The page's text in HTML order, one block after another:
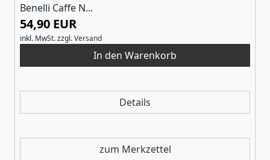
Benelli Caffe N...
54,90 EUR
inkl. MwSt.zzgl.Versand
Details
zum Merkzettel